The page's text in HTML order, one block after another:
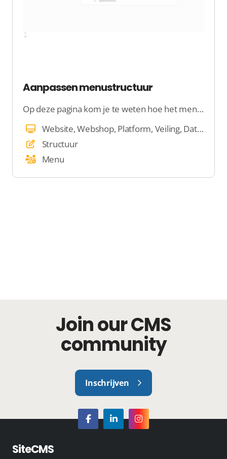
Aanpassen menustructuur
Op deze pagina kom je te weten hoe het menustructuur werkt
Website, Webshop, Platform, Veiling, Dating
Structuur
Menu
Join our CMS
community
Inschrijven
SiteCMS